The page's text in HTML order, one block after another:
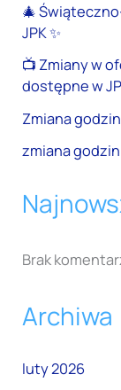
🎄
JPK ✨
📺 Zmiany w
dostępne w
Zmiana
zmiana
Brak
Archiwa
luty 2026